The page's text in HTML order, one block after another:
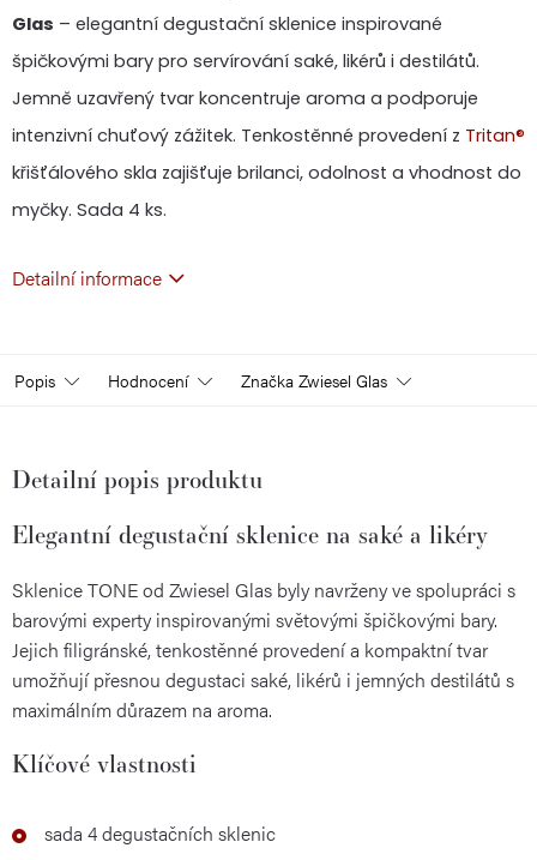
Glas – elegantní degustační sklenice inspirované
špičkovými bary pro servírování saké, likérů i destilátů.
Jemně uzavřený tvar koncentruje aroma a podporuje
intenzivní chuťový zážitek. Tenkostěnné provedení z Tritan®
křišťálového skla zajišťuje brilanci, odolnost a vhodnost do
myčky. Sada 4 ks.
Detailní informace
Popis Hodnocení Značka Zwiesel Glas
Detailní popis produktu
Elegantní degustační sklenice na saké a likéry
Sklenice TONE od Zwiesel Glas byly navrženy ve spolupráci s
barovými experty inspirovanými světovými špičkovými bary.
Jejich filigránské, tenkostěnné provedení a kompaktní tvar
umožňují přesnou degustaci saké, likérů i jemných destilátů s
maximálním důrazem na aroma.
Klíčové vlastnosti
sada 4 degustačních sklenic